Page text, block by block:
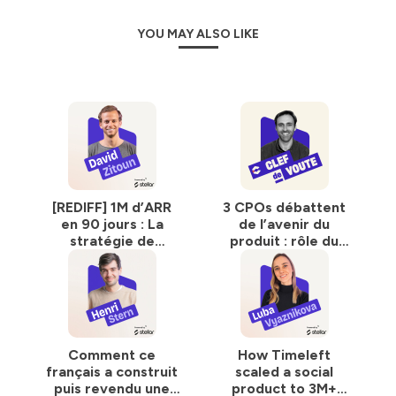
YOU MAY ALSO LIKE
[REDIFF] 1M d’ARR
en 90 jours : La
stratégie de
lancement de
Submagic
3 CPOs débattent
de l’avenir du
produit : rôle du
CPO, impact IA,
qualité produits
Comment ce
français a construit
puis revendu une
How Timeleft
scaled a social
product to 3M+